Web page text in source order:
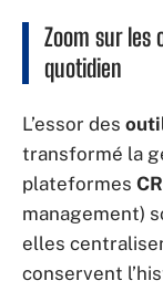
Zoom sur les
quotidien
L’essor des
transformé la
plateformes
management)
elles
conservent